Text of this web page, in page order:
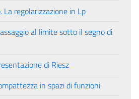
La regolarizzazione in Lp
al limite sotto il segno di
di Riesz
in spazi di funzioni